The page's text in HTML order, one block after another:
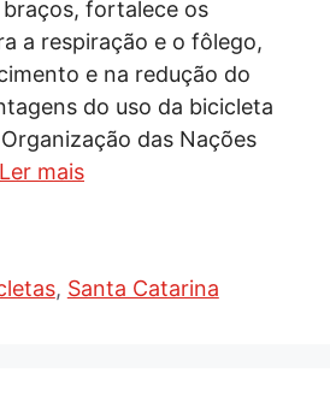
fortalece os
a respiração e o fôlego,
e na redução do
do uso da bicicleta
das Nações
Ler mais
, Santa Catarina